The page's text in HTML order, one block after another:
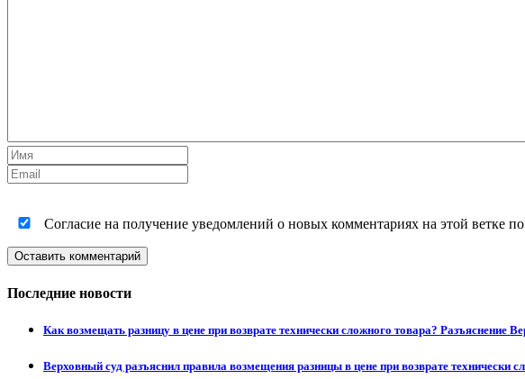
Согласие на получение уведомлений о новых комментариях на этой ветке
Оставить комментарий
Последние новости
Как возмещать разницу в цене при возврате технически сложного товара? Разъяснение
Верховный суд разъяснил правила возмещения разницы в цене при возврате технически